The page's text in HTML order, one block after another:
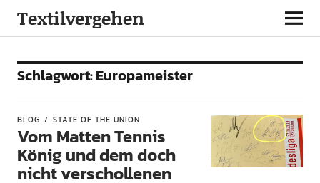
Textilvergehen
Schlagwort:Europameister
BLOG STATE OF THE UNION
Vom Matten Tennis
König und dem doch
nicht verschollenen